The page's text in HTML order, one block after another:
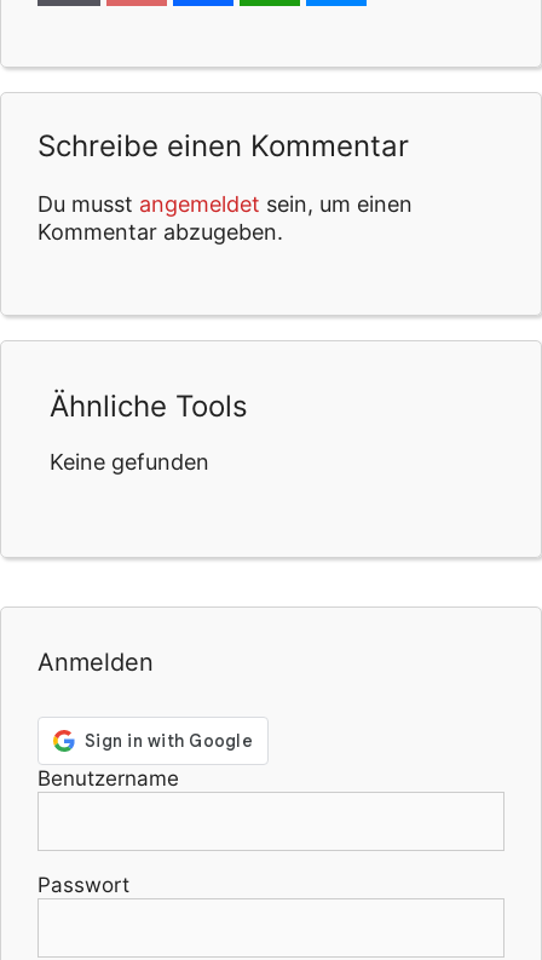
Schreibe einen Kommentar
Du musst angemeldet sein, um einen
Kommentar abzugeben.
Ähnliche Tools
Keine gefunden
Anmelden
Benutzername
Passwort